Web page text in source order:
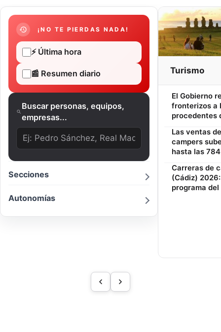
¡NO TE PIERDAS NADA!
⚡ Última hora
📰 Resumen diario
Buscar personas, equipos,
empresas...
Secciones
Autonomías
Turismo
El Gobierno
fronterizos a
procedentes
Las ventas
campers
hasta las
Carreras de
(Cádiz)
programa